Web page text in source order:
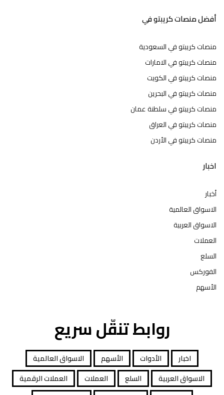
أفضل منصات كريبتو في
منصات كريبتو في السعودية
منصات كريبتو في الامارات
منصات كريبتو في الكويت
منصات كريبتو في البحرين
منصات كريبتو في سلطنة عمان
منصات كريبتو في العراق
منصات كريبتو في الأردن
اخبار
أخبار
الاسواق العالمية
الاسواق العربية
العملات
السلع
الفوركس
الأسهم
روابط تنقّل سريع
اخبار الأدوات الأسهم
الاسواق العالمية
الاسواق العربية
السلع العملات
العملات الرقمية